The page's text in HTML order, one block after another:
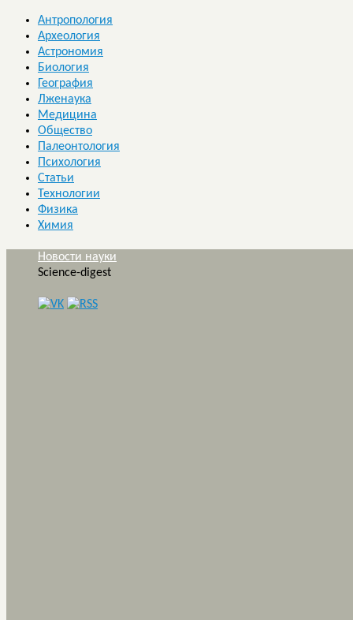
Антропология
Археология
Астрономия
Биология
География
Лженаука
Медицина
Общество
Палеонтология
Психология
Статьи
Технологии
Физика
Химия
Новости науки
Science-digest